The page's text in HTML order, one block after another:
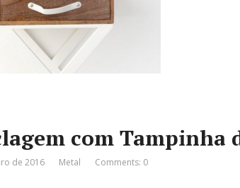
com Tampinha
de 2016 Metal Comments: 0